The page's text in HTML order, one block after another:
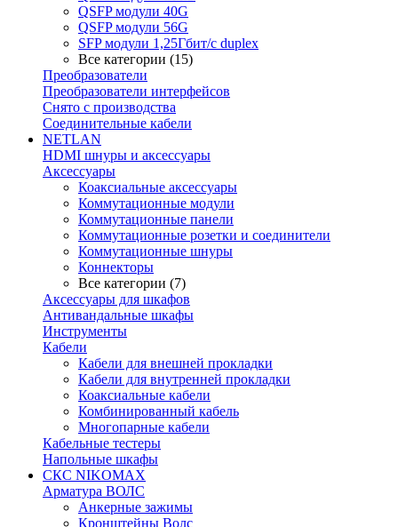
QSFP модули 40G
QSFP модули 56G
SFP модули 1,25Гбит/с duplex
Все категории (15)
Преобразователи
Преобразователи интерфейсов
Снято с производства
Соединительные кабели
NETLAN
HDMI шнуры и аксессуары
Аксессуары
Коаксиальные аксессуары
Коммутационные модули
Коммутационные панели
Коммутационные розетки и соединители
Коммутационные шнуры
Коннекторы
Все категории (7)
Аксессуары для шкафов
Антивандальные шкафы
Инструменты
Кабели
Кабели для внешней прокладки
Кабели для внутренней прокладки
Коаксиальные кабели
Комбинированный кабель
Многопарные кабели
Кабельные тестеры
Напольные шкафы
СКС NIKOMAX
Арматура ВОЛС
Анкерные зажимы
Кронштейны Волс